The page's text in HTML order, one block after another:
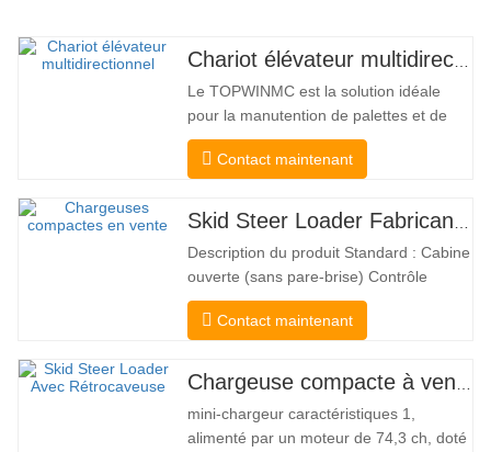
Chariot élévateur multidirectionnel à carrosserie large de 3,5 à 5 tonnes
Le TOPWINMC est la solution idéale
pour la manutention de palettes et de
marchandises longues. Véritable chariot
élévateur deux-en-un, il allie les
chariot latéral. Son entraînement
direction HX 360° innovante…
Contact maintenant
Skid Steer Loader Fabricant Chine
Description du produit Standard : Cabine
ouverte (sans pare-brise) Contrôle
mécanique Attelage rapide et coupleur
de type Bobcat Pompe hydraulique
Eaton Vanne multifonctionnelle Italie
Système de mise à niveau automatique
Contact maintenant
Chargeuse compacte à vendre
mini-chargeur caractéristiques 1,
alimenté par un moteur de 74,3 ch, doté